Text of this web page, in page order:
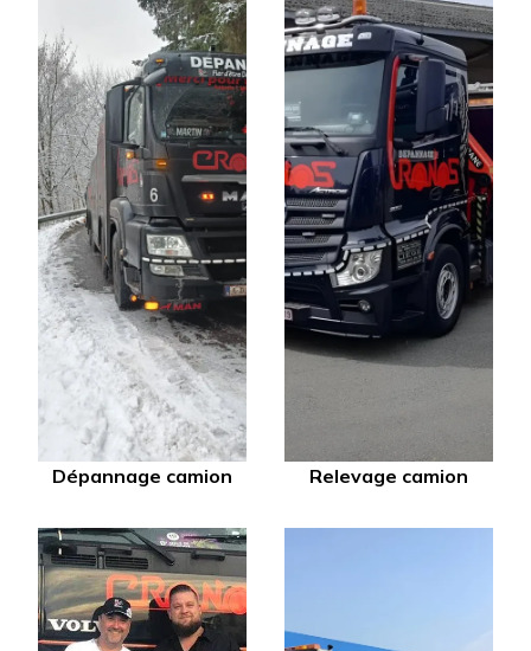
Dépannage camion Relevage camion